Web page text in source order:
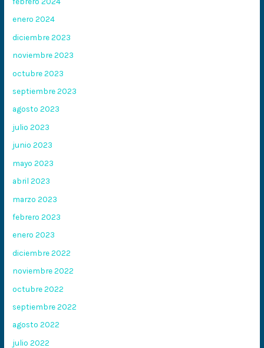
enero 2024
diciembre 2023
noviembre 2023
octubre 2023
septiembre 2023
agosto 2023
julio 2023
junio 2023
mayo 2023
abril 2023
marzo 2023
febrero 2023
enero 2023
diciembre 2022
noviembre 2022
octubre 2022
septiembre 2022
agosto 2022
julio 2022